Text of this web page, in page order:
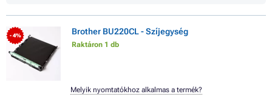
- 4% Brother BU220CL - Szíjegység
Raktáron 1 db
Melyik nyomtatókhoz alkalmas a termék?